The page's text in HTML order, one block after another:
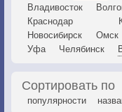
Владивосток
Краснодар
Новосибирск
Омск
Уфа
Челябинск
Сортировать по
популярности